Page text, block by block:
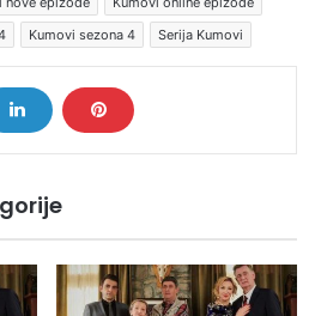
Kumovi sezona 4 Serija Kumovi